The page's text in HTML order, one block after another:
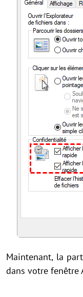
Maintenant, la
dans votre fenêtre